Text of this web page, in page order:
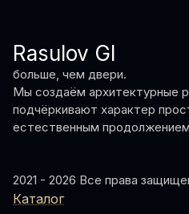
Rasulov GI
больше, чем двери.
Мы создаём архитектурные
подчёркивают характер
естественным
2021 - 2026 Все права
Каталог